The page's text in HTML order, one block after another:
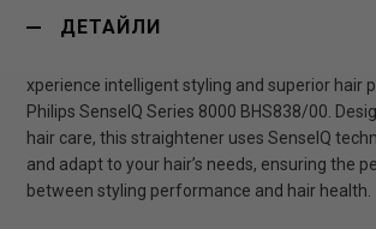
ДЕТАЙЛИ
xperience intelligent styling and superior hair
Philips SenseIQ Series 8000 BHS838/00.
hair care, this straightener uses SenseIQ
and adapt to your hair’s needs, ensuring the
between styling performance and hair health.